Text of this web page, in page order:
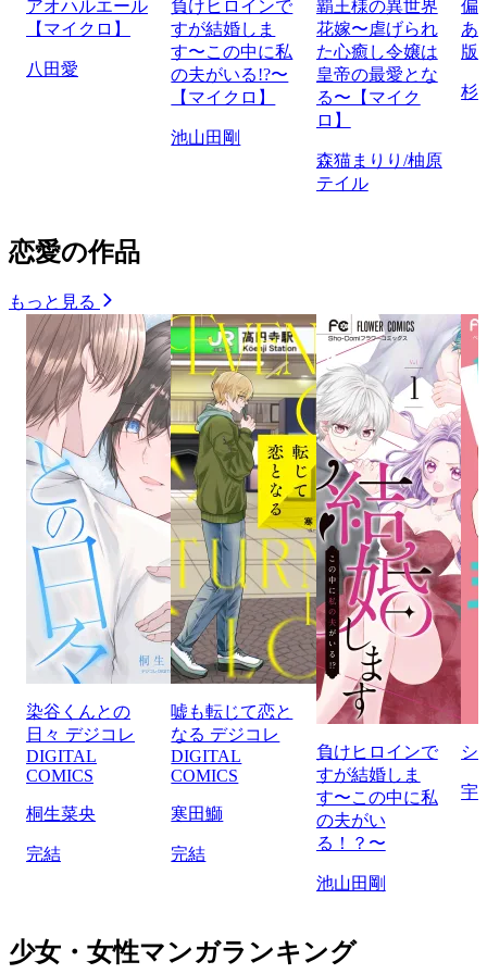
アオハルエール
【マイクロ】
八田愛
負けヒロインで
すが結婚しま
す〜この中に私
の夫がいる!?〜
【マイクロ】
池山田剛
覇王様の異世界
花嫁〜虐げられ
た心癒し令嬢は
皇帝の最愛とな
る〜【マイク
ロ】
森猫まりり/柚原
テイル
偏
あ
版
杉
恋愛の作品
もっと見る
染谷くんとの
日々 デジコレ
DIGITAL
COMICS
桐生菜央
完結
嘘も転じて恋と
なる デジコレ
DIGITAL
COMICS
寒田鰤
完結
負けヒロインで
すが結婚しま
す〜この中に私
の夫がい
る！？〜
池山田剛
シ
宇
少女・女性マンガランキング